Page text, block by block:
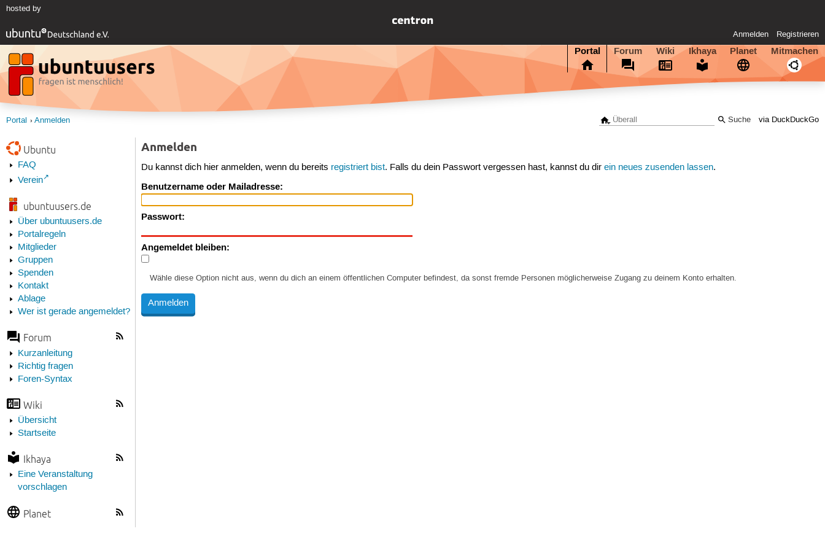
hosted by
Anmelden Registrieren
Portal Forum Wiki Ikhaya Planet Mitmachen
via DuckDuckGo
Portal Anmelden
Ubuntu
FAQ
Verein
ubuntuusers.de
Über ubuntuusers.de
Portalregeln
Mitglieder
Gruppen
Spenden
Kontakt
Ablage
Wer ist gerade angemeldet?
Forum
Kurzanleitung
Richtig fragen
Foren-Syntax
Wiki
Übersicht
Startseite
Ikhaya
Eine Veranstaltung
vorschlagen
Planet
Anmelden
Du kannst dich hier anmelden, wenn du bereits registriert bist. Falls du dein Passwort vergessen hast, kannst du direin neues zusenden lassen.
Benutzername oder Mailadresse:
Passwort:
Angemeldet bleiben:
Wähle diese Option nicht aus, wenn du dich an einem öffentlichen Computer befindest, da sonst fremde Personen möglicherweise Zugang zu deinem Konto erhalten.